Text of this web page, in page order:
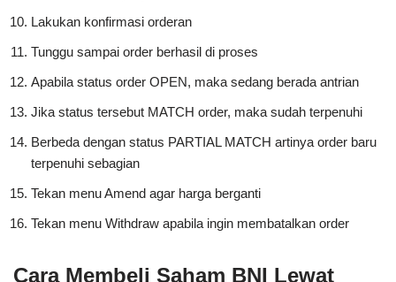
Lakukan konfirmasi orderan
Tunggu sampai order berhasil di proses
Apabila status order OPEN, maka sedang berada antrian
Jika status tersebut MATCH order, maka sudah terpenuhi
Berbeda dengan status PARTIAL MATCH artinya order baru
terpenuhi sebagian
Tekan menu Amend agar harga berganti
Tekan menu Withdraw apabila ingin membatalkan order
Cara Membeli Saham BNI Lewat